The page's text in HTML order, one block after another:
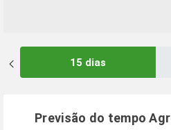
15 dias
Previsão do tempo